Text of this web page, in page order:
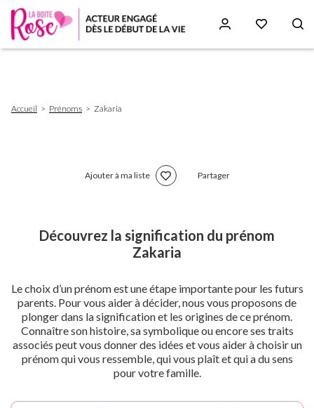
d'Ariane
Accueil Prénoms Zakaria
Ajouter à ma liste Partager
Découvrez la signification du prénom
Zakaria
Le choix d’un prénom est une étape importante pour les futurs
parents. Pour vous aider à décider, nous vous proposons de
plonger dans la signification et les origines de ce prénom.
Connaître son histoire, sa symbolique ou encore ses traits
associés peut vous donner des idées et vous aider à choisir un
prénom qui vous ressemble, qui vous plaît et qui a du sens
pour votre famille.